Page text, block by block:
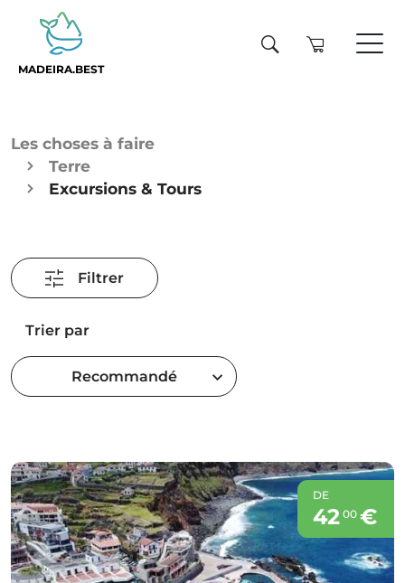
MADEIRA.BEST
Les choses à faire
Terre
Excursions & Tours
Filtrer
Trier par
Recommandé
DE
42 00€